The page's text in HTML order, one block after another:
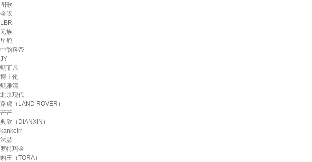
图歌
金叹
LBR
元族
星舵
中韵科帝
JY
甄菲凡
博士伦
甄雅清
北京现代
路虎（LAND ROVER）
芒芒
典欣（DIANXIN）
kankeirr
法瑟
罗特玛金
豹王（TORA）